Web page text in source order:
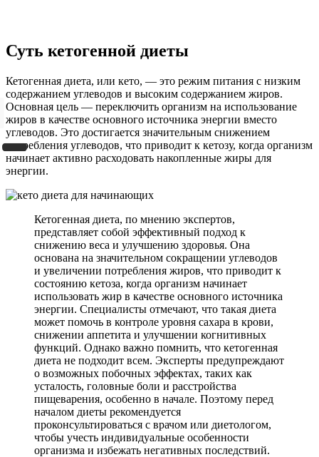
Суть кетогенной диеты
Кетогенная диета, или кето, — это режим питания с низким
содержанием углеводов и высоким содержанием жиров.
Основная цель — переключить организм на использование
жиров в качестве основного источника энергии вместо
углеводов. Это достигается значительным снижением
потребления углеводов, что приводит к кетозу, когда организм
начинает активно расходовать накопленные жиры для
энергии.
Кетогенная диета, по мнению экспертов,
представляет собой эффективный подход к
снижению веса и улучшению здоровья. Она
основана на значительном сокращении углеводов
и увеличении потребления жиров, что приводит к
состоянию кетоза, когда организм начинает
использовать жир в качестве основного источника
энергии. Специалисты отмечают, что такая диета
может помочь в контроле уровня сахара в крови,
снижении аппетита и улучшении когнитивных
функций. Однако важно помнить, что кетогенная
диета не подходит всем. Эксперты предупреждают
о возможных побочных эффектах, таких как
усталость, головные боли и расстройства
пищеварения, особенно в начале. Поэтому перед
началом диеты рекомендуется
проконсультироваться с врачом или диетологом,
чтобы учесть индивидуальные особенности
организма и избежать негативных последствий.